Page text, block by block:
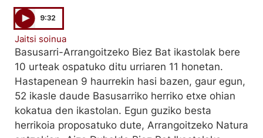
9:32
Jaitsi soinua
Basusarri-Arrangoitzeko Biez Bat ikastolak bere
10 urteak ospatuko ditu urriaren 11 honetan.
Hastapenean 9 haurrekin hasi bazen, gaur egun,
52 ikasle daude Basusarriko herriko etxe ohian
kokatua den ikastolan. Egun guziko besta
herrikoia proposatuko dute, Arrangoitzeko Natura